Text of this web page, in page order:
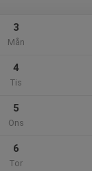
3
Mån
4
Tis
5
Ons
6
Tor